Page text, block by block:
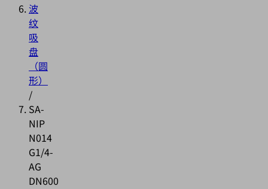
波
纹
吸
盘
（圆
形）
/
SA-
NIP
N014
G1/4-
AG
DN600